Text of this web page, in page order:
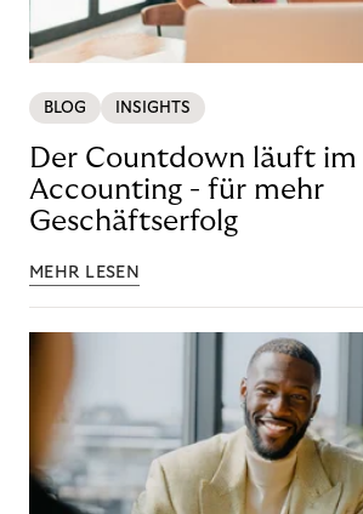
BLOG INSIGHTS
Der Countdown läuft im
Accounting - für mehr
Geschäftserfolg
MEHR LESEN